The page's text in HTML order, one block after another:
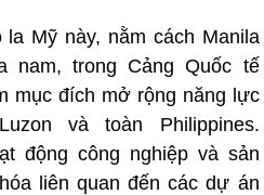
Mỹ này, nằm cách Manila
nam, trong Cảng Quốc tế
mục đích mở rộng năng lực
và toàn Philippines.
động công nghiệp và sản
liên quan đến các dự án